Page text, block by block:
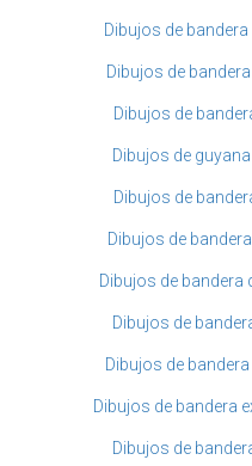
Dibujos de
Dibujos de
Dibujos de
Dibujos de
Dibujos de
Dibujos de
Dibujos de
Dibujos de
Dibujos de
Dibujos de bandera
Dibujos de